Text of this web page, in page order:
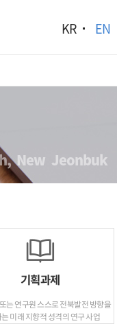
KR EN
New Jeonbuk
기획과제
는 연구원 스스로 전북발전 방향을
미래 지향적 성격의 연구 사업